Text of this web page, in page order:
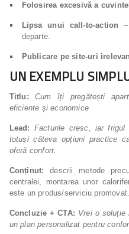
Folosirea excesivă a
Lipsa unui call-to-action
departe.
Publicare pe site-uri
UN EXEMPLU
Titlu:
Cum îți pregătești
eficiente și economice
Lead: Facturile cresc, iar
totuși câteva opțiuni practice
oferă confort.
Conținut: descrii metode
centralei, montarea unor
este un produs/serviciu promovat.
Concluzie + CTA: Vrei o soluție
un plan personalizat pentru